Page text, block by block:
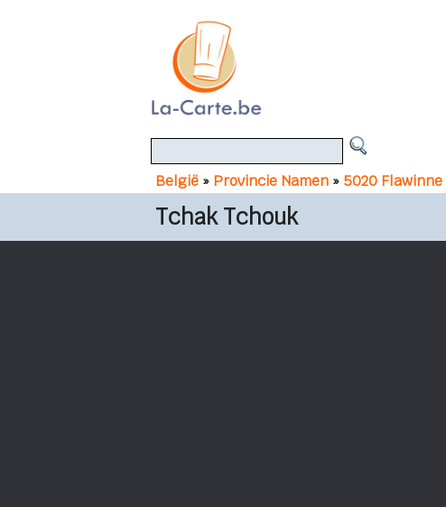
België » Provincie Namen » 5020 Flawinne
Tchak Tchouk